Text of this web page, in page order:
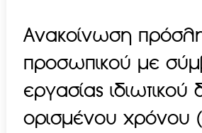
Aνακοίνωση
προσωπικού με
εργασίας ιδιωτικού
ορισμένου χρόνου